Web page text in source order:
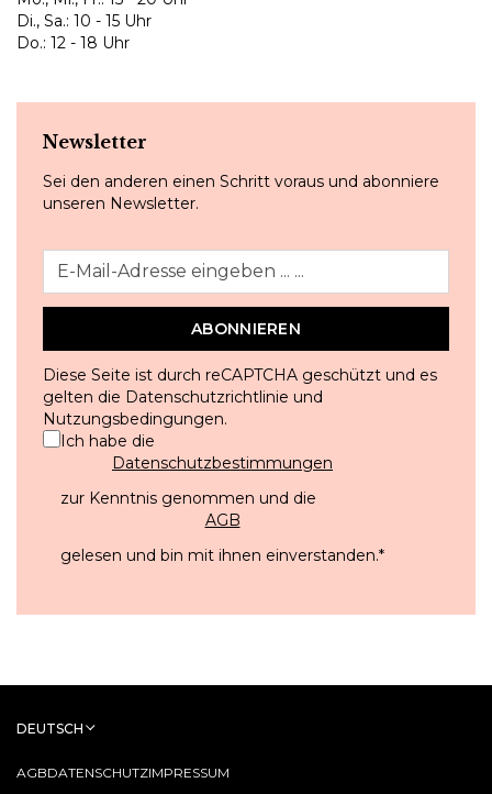
Di., Sa.: 10 - 15 Uhr
Do.: 12 - 18 Uhr
Newsletter
Sei den anderen einen Schritt voraus und abonniere
unseren Newsletter.
ABONNIEREN
Diese Seite ist durch reCAPTCHA geschützt und es
gelten die Datenschutzrichtlinie und
Nutzungsbedingungen.
Ich habe die
Datenschutzbestimmungen
zur Kenntnis genommen und die
AGB
gelesen und bin mit ihnen einverstanden.*
AGBDATENSCHUTZIMPRESSUM
DEUTSCH